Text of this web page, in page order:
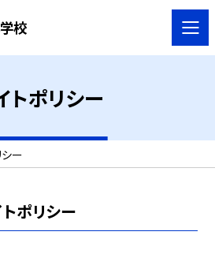
校
トポリシー
シー
ポリシー